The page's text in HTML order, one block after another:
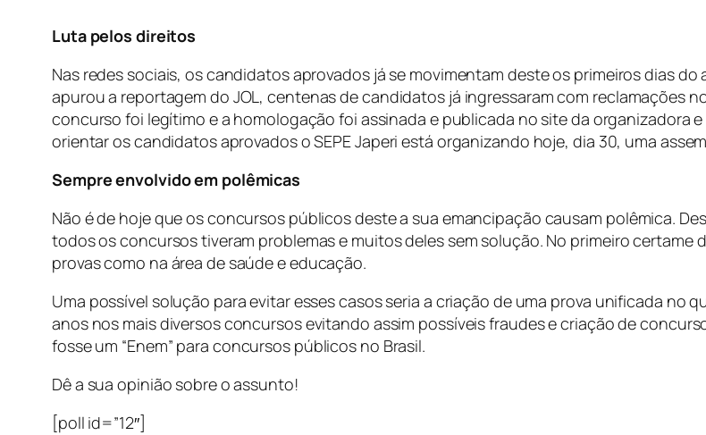
Luta pelos direitos
Nas redes sociais, os candidatos aprovados já se movimentam deste os primeiros dias
apurou a reportagem do JOL, centenas de candidatos já ingressaram com reclamações
concurso foi legítimo e a homologação foi assinada e publicada no site da organizadora
orientar os candidatos aprovados o SEPE Japeri está organizando hoje, dia 30, uma
Sempre envolvido em polêmicas
Não é de hoje que os concursos públicos deste a sua emancipação causam polêmica.
todos os concursos tiveram problemas e muitos deles sem solução. No primeiro certame
provas como na área de saúde e educação.
Uma possível solução para evitar esses casos seria a criação de uma prova unificada no
anos nos mais diversos concursos evitando assim possíveis fraudes e criação de
fosse um “Enem” para concursos públicos no Brasil.
Dê a sua opinião sobre o assunto!
[poll id=”12″]